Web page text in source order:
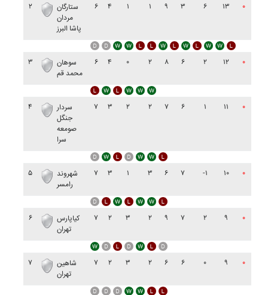
۲
ستارگان
مردان
پاشا البرز
۶ ۴ ۱ ۱ ۹ ۳ ۶ ۱۳ ۰
۳
سوهان
محمد قم
۶ ۴ ۰ ۲ ۸ ۶ ۲ ۱۲ ۰
۴
سردار
جنگل
صومعه
سرا
۷ ۳ ۲ ۲ ۷ ۶ ۱ ۱۱ ۰
۵
شهروند
رامسر
۷ ۳ ۱ ۳ ۶ ۷ -۱ ۱۰ ۰
۶
کياپارس
تهران
۷ ۲ ۳ ۲ ۹ ۷ ۲ ۹ ۰
۷
شاهين
تهران
۷ ۲ ۳ ۲ ۶ ۶ ۰ ۹ ۰